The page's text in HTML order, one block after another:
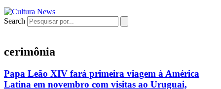
Search
cerimônia
Papa Leão XIV fará primeira viagem à América
Latina em novembro com visitas ao Uruguai,